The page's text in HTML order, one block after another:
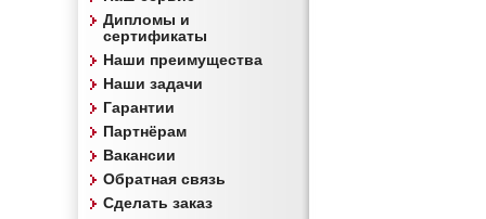
Дипломы и
сертификаты
Наши преимущества
Наши задачи
Гарантии
Партнёрам
Вакансии
Обратная связь
Сделать заказ